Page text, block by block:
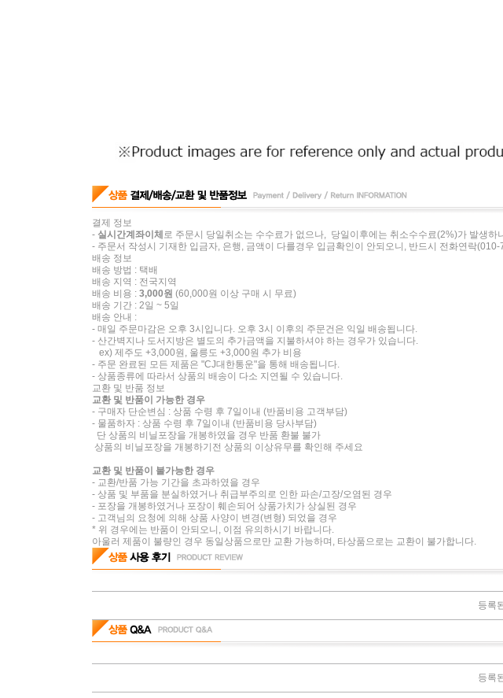
결제 정보
- 실시간계좌이체 로 주문시 당일취소는 수수료가 없으나, 당일이후에는 취소수수료(2%)가 발생하
- 주문서 작성시 기재한 입금자, 은행, 금액이 다를경우 입금확인이 안되오니, 반드시 전화연락
배송 정보
배송 방법 : 택배
배송 지역 : 전국지역
배송 비용 : 3,000원 (60,000원 이상 구매 시 무료)
배송 기간 : 2일 ~ 5일
배송 안내 :
- 매일 주문마감은 오후 3시입니다. 오후 3시 이후의 주문건은 익일 배송됩니다.
- 산간벽지나 도서지방은 별도의 추가금액을 지불하셔야 하는 경우가 있습니다.
ex) 제주도 +3,000원, 울릉도 +3,000원 추가 비용
- 주문 완료된 모든 제품은 "CJ대한통운"을 통해 배송됩니다.
- 상품종류에 따라서 상품의 배송이 다소 지연될 수 있습니다.
교환 및 반품 정보
교환 및 반품이 가능한 경우
- 구매자 단순변심 : 상품 수령 후 7일이내 (반품비용 고객부담)
- 물품하자 : 상품 수령 후 7일이내 (반품비용 당사부담)
단 상품의 비닐포장을 개봉하였을 경우 반품 환불 불가
상품의 비닐포장을 개봉하기전 상품의 이상유무를 확인해 주세요
교환 및 반품이 불가능한 경우
- 교환/반품 가능 기간을 초과하였을 경우
- 상품 및 부품을 분실하였거나 취급부주의로 인한 파손/고장/오염된 경우
- 포장을 개봉하였거나 포장이 훼손되어 상품가치가 상실된 경우
- 고객님의 요청에 의해 상품 사양이 변경(변형) 되었을 경우
* 위 경우에는 반품이 안되오니, 이점 유의하시기 바랍니다.
아울러 제품이 불량인 경우 동일상품으로만 교환 가능하며, 타상품으로는 교환이 불가합니다.
등록
등록